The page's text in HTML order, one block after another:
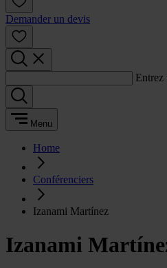
Demander un devis
Entrez
Menu
Home
Conférenciers
Izanami Martínez
Izanami